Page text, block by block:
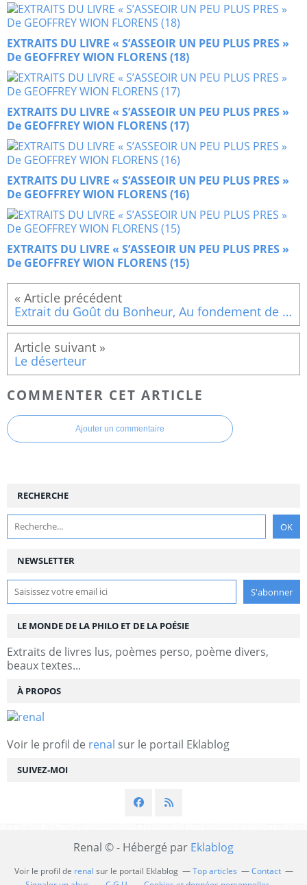
EXTRAITS DU LIVRE « S’ASSEOIR UN PEU PLUS PRES »
De GEOFFREY WION FLORENS (18)
EXTRAITS DU LIVRE « S’ASSEOIR UN PEU PLUS PRES »
De GEOFFREY WION FLORENS (17)
EXTRAITS DU LIVRE « S’ASSEOIR UN PEU PLUS PRES »
De GEOFFREY WION FLORENS (16)
EXTRAITS DU LIVRE « S’ASSEOIR UN PEU PLUS PRES »
De GEOFFREY WION FLORENS (15)
Extrait du Goût du Bonheur, Au fondement de la morale
Le déserteur
COMMENTER CET ARTICLE
Ajouter un commentaire
NEWSLETTER
SUIVEZ-MOI
RECHERCHE
LE MONDE DE LA PHILO ET DE LA POÉSIE
Extraits de livres lus, poèmes perso, poème divers,
beaux textes...
À PROPOS
Voir le profil de renal sur le portail Eklablog
Renal © - Hébergé par Eklablog
Voir le profil de renal sur le portail Eklablog Top articles
Contact